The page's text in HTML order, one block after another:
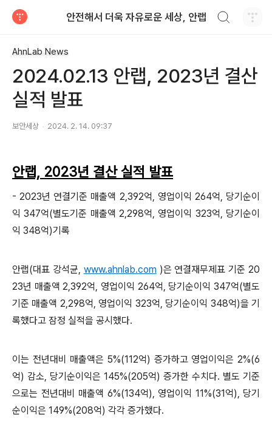
안전해서 더욱 자유로운 세상, 안랩
AhnLab News
2024.02.13 안랩, 2023년 결산
실적 발표
보안세상 2024. 2. 14. 09:37
안랩, 2023년 결산 실적 발표
- 2023년 연결기준 매출액 2,392억, 영업이익 264억, 당기순이
익 347억(별도기준 매출액 2,298억,영업이익 323억, 당기순이
익 348억)기록
안랩(대표 강석균, www.ahnlab.com )은 연결재무제표 기준 20
23년 매출액 2,392억,영업이익 264억, 당기순이익 347억(별도
기준 매출액 2,298억,영업이익 323억, 당기순이익 348억)을 기
록했다고 잠정 실적을 공시했다.
이는 전년대비 매출액은 5%(112억) 증가하고 영업이익은 2%(6
억) 감소, 당기순이익은 145%(205억) 증가한 수치다. 별도 기준
으로는 전년대비 매출액 6%(134억), 영업이익 11%(31억), 당기
순이익은 149%(208억) 각각 증가했다.